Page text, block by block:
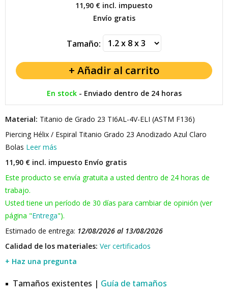
11,90 € incl. impuesto
Envío gratis
Tamaño:
En stock- Enviado dentro de 24 horas
Material: Titanio de Grado 23 TI6AL-4V-ELI (ASTM F136)
Piercing Hélix / Espiral Titanio Grado 23 Anodizado Azul Claro
Bolas Leer más
11,90 € incl. impuesto Envío gratis
Este producto se envía gratuita a usted dentro de 24 horas de
trabajo.
Usted tiene un período de 30 días para cambiar de opinión (ver
página "Entrega").
Estimado de entrega: 12/08/2026 al 13/08/2026
Calidad de los materiales: Ver certificados
+ Haz una pregunta
Tamaños existentes | Guía de tamaños